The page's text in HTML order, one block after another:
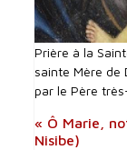
Prière à la
sainte Mère de
par le Père
« Ô Marie,
Nisibe)